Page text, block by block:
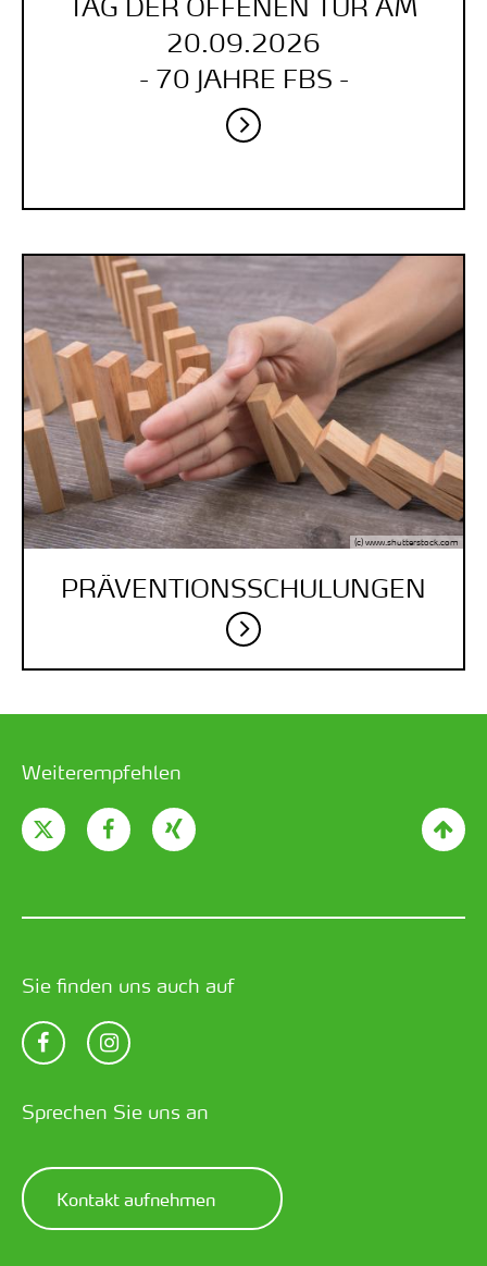
TAG DER OFFENEN TÜR AM
20.09.2026
- 70 JAHRE FBS -
(c) www.shutterstock.com
PRÄVENTIONS­SCHULUNGEN
Weiterempfehlen
Sie finden uns auch auf
Sprechen Sie uns an
Kontakt aufnehmen